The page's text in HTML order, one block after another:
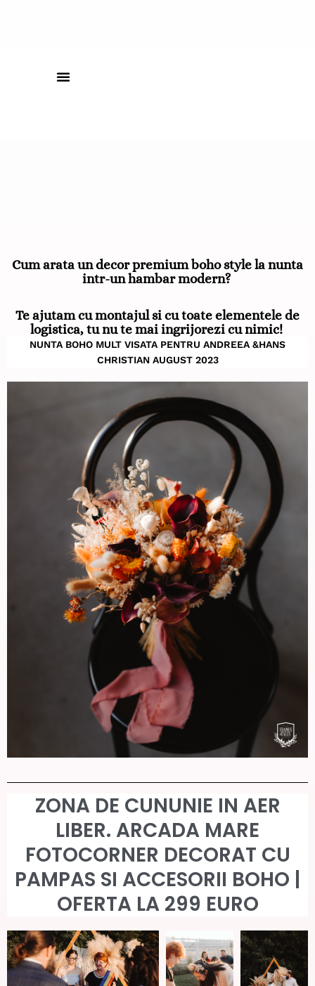
Cum arata un decor premium boho style la nunta
intr-un hambar modern?
Te ajutam cu montajul si cu toate elementele de
logistica, tu nu te mai ingrijorezi cu nimic!
NUNTA BOHO MULT VISATA PENTRU ANDREEA &HANS
CHRISTIAN AUGUST 2023
ZONA DE CUNUNIE IN AER
LIBER. ARCADA MARE
FOTOCORNER DECORAT CU
PAMPAS SI ACCESORII BOHO |
OFERTA LA 299 EURO